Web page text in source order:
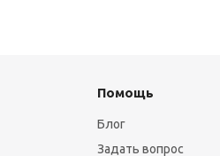
Помощь
Блог
Задать вопрос